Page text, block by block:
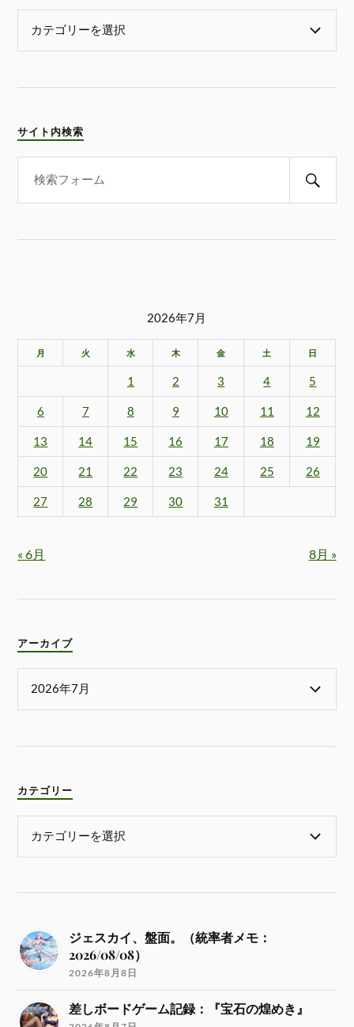
サイト内検索
2026年7月
月 火 水 木 金 土 日
1 2 3 4 5
6 7 8 9 10 11 12
13 14 15 16 17 18 19
20 21 22 23 24 25 26
27 28 29 30 31
« 6月 8月 »
アーカイブ
カテゴリー
ジェスカイ、盤面。（統率者メモ：
2026/08/08）
2026年8月8日
差しボードゲーム記録：『宝石の煌めき』